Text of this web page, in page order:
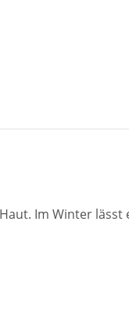
Im Winter